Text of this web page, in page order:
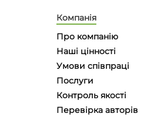
Компанія
Про компанію
Наші цінності
Умови співпраці
Послуги
Контроль якості
Перевірка авторів